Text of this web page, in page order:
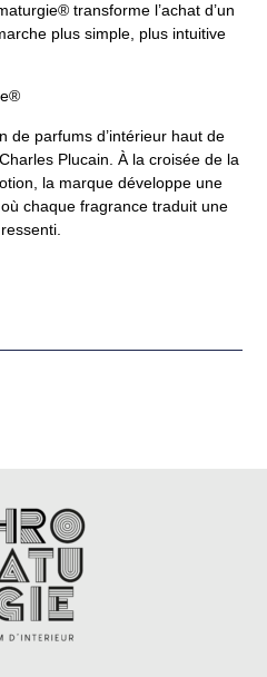
transforme l’achat d’un
plus simple, plus intuitive
de parfums d’intérieur haut de
Plucain. À la croisée de la
la marque développe une
chaque fragrance traduit une